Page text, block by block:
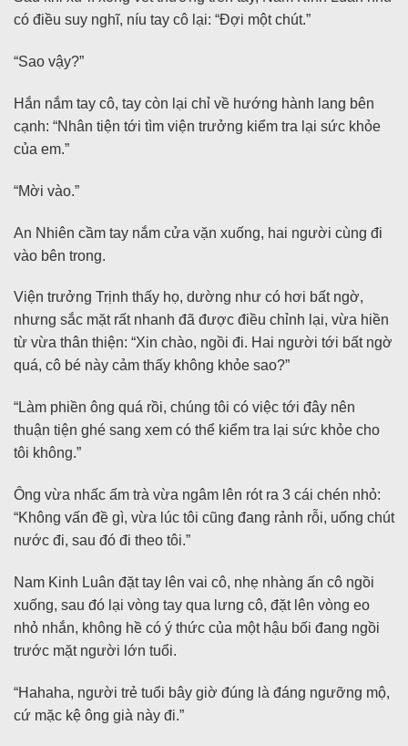
có điều suy nghĩ, níu tay cô lại: “Đợi một chút.”
“Sao vậy?”
Hắn nắm tay cô, tay còn lại chỉ về hướng hành lang bên
cạnh: “Nhân tiện tới tìm viện trưởng kiểm tra lại sức khỏe
của em.”
“Mời vào.”
An Nhiên cầm tay nắm cửa vặn xuống, hai người cùng đi
vào bên trong.
Viện trưởng Trịnh thấy họ, dường như có hơi bất ngờ,
nhưng sắc mặt rất nhanh đã được điều chỉnh lại, vừa hiền
từ vừa thân thiện: “Xin chào, ngồi đi. Hai người tới bất ngờ
quá, cô bé này cảm thấy không khỏe sao?”
“Làm phiền ông quá rồi, chúng tôi có việc tới đây nên
thuận tiện ghé sang xem có thể kiểm tra lại sức khỏe cho
tôi không.”
Ông vừa nhấc ấm trà vừa ngâm lên rót ra 3 cái chén nhỏ:
“Không vấn đề gì, vừa lúc tôi cũng đang rảnh rỗi, uống chút
nước đi, sau đó đi theo tôi.”
Nam Kinh Luân đặt tay lên vai cô, nhẹ nhàng ấn cô ngồi
xuống, sau đó lại vòng tay qua lưng cô, đặt lên vòng eo
nhỏ nhắn, không hề có ý thức của một hậu bối đang ngồi
trước mặt người lớn tuổi.
“Hahaha, người trẻ tuổi bây giờ đúng là đáng ngưỡng mộ,
cứ mặc kệ ông già này đi.”